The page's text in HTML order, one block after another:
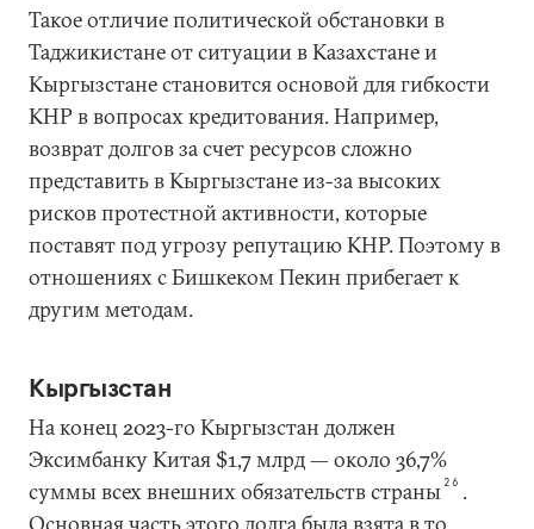
Такое отличие политической обстановки в
Таджикистане от ситуации в Казахстане и
Кыргызстане становится основой для гибкости
КНР в вопросах кредитования. Например,
возврат долгов за счет ресурсов сложно
представить в Кыргызстане из-за высоких
рисков протестной активности, которые
поставят под угрозу репутацию КНР. Поэтому в
отношениях с Бишкеком Пекин прибегает к
другим методам.
Кыргызстан
На конец 2023-го Кыргызстан должен
Эксимбанку Китая $1,7 млрд — около 36,7%
суммы всех внешних обязательств страны 26 .